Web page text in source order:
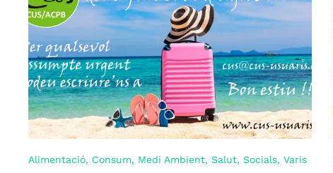
Alimentació, Consum, Medi Ambient, Salut, Socials, Varis